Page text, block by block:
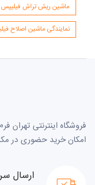
ماشین ریش تراش فیلیپس
نمایندگی ماشین اصلاح
فروشگاه اینترنتی تهران
امکان خرید حضوری در
ارسال